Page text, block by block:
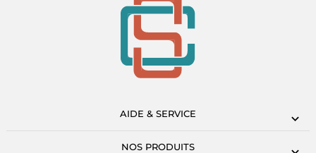
AIDE & SERVICE
NOS PRODUITS